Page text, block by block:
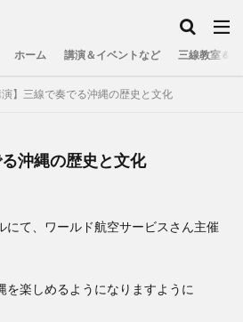
ホーム 講演＆イベントなど 三線教室＆
演】三線で奏でる沖縄の歴史と文化
る沖縄の歴史と文化
にて、ワールド航空サービスさん主催
を楽しめるようになりますように